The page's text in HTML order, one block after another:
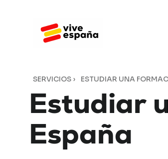
SERVICIOS › ESTUDIAR UNA
Estudiar
España